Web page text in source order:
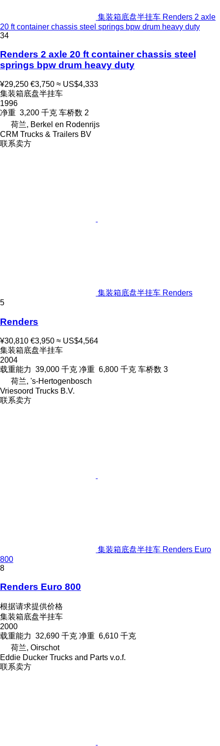
集装箱底盘半挂车 Renders 2 axle
20 ft container chassis steel springs bpw drum heavy duty
34
Renders 2 axle 20 ft container chassis steel
springs bpw drum heavy duty
¥29,250 €3,750 ≈ US$4,333
集装箱底盘半挂车
1996
净重 3,200 千克 车桥数 2
荷兰, Berkel en Rodenrijs
CRM Trucks & Trailers BV
联系卖方
集装箱底盘半挂车 Renders
5
Renders
¥30,810 €3,950 ≈ US$4,564
集装箱底盘半挂车
2004
载重能力 39,000 千克 净重 6,800 千克 车桥数 3
荷兰, 's-Hertogenbosch
Vriesoord Trucks B.V.
联系卖方
集装箱底盘半挂车 Renders Euro
800
8
Renders Euro 800
根据请求提供价格
集装箱底盘半挂车
2000
载重能力 32,690 千克 净重 6,610 千克
荷兰, Oirschot
Eddie Ducker Trucks and Parts v.o.f.
联系卖方